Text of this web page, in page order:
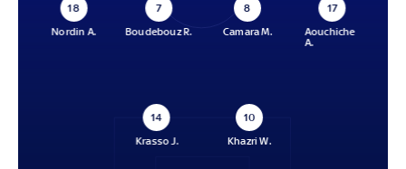
18
Nordin A.
7
Boudebouz R.
8
Camara M.
17
Aouchiche
A.
14
Krasso J.
10
Khazri W.